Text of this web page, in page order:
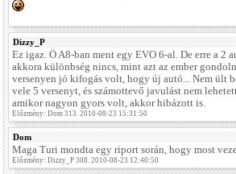
Dizzy_P
Ez igaz. Ő A8-ban ment egy EVO 6-al. De erre a 2
akkora különbség nincs, mint azt az ember
versenyen jó kifogás volt, hogy új autó... Nem ült
vele 5 versenyt, és számottevő javulást nem
amikor nagyon gyors volt, akkor hibázott is.
Előzmény: Dom 313. 2010-08-23 15:31:50
Dom
Maga Turi mondta egy riport során, hogy most
Előzmény: Dizzy_P 308. 2010-08-23 12:40:50